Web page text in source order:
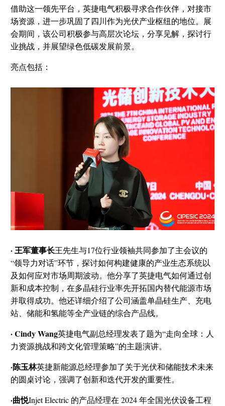
借助这一领先平台，英捷电气积极寻求合作伙伴，对接市
场资源，进一步巩固了四川作为光伏产业枢纽的地位。展
会期间，该公司积极参与高层次论坛，分享见解，探讨行
业挑战，并展望绿色低碳发展前景。
亮点包括：
· 王军董事长王先生与17位行业领袖共同参加了主会议的
“领导力对话”环节，探讨如何构建健康的产业生态系统以
及如何应对市场周期波动。他分享了英捷电气如何通过创
新和成本控制，在多晶硅行业率先开拓国内替代能源市场
并取得成功。他还详细介绍了公司涵盖单晶硅生产、充电
站、储能和氢能等全产业链的综合产品线。
· Cindy Wang英捷电气副总经理发表了题为“走向全球：人
力资源挑战和跨文化管理策略”的主题演讲。
·陈玉林英捷新能源总经理参加了关于光伏和储能技术未来
的圆桌讨论，强调了创新和迭代开发的重要性。
·曲悦Injet Electric 的产品经理在 2024 年全国光伏设备工程